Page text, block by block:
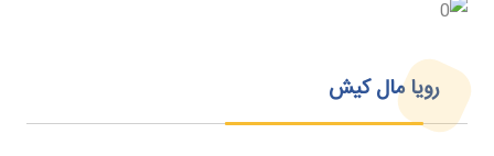
رویا مال کیش